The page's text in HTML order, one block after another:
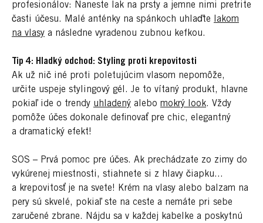
profesionálov: Naneste lak na prsty a jemne nimi pretrite
časti účesu. Malé anténky na spánkoch uhlaďte lakom
na vlasy a následne vyradenou zubnou kefkou.
Tip 4: Hladký odchod: Styling proti krepovitosti
Ak už nič iné proti poletujúcim vlasom nepomôže,
určite uspeje stylingový gél. Je to vítaný produkt, hlavne
pokiaľ ide o trendy uhladený alebo mokrý look. Vždy
pomôže účes dokonale definovať pre chic, elegantný
a dramatický efekt!
SOS – Prvá pomoc pre účes. Ak prechádzate zo zimy do
vykúrenej miestnosti, stiahnete si z hlavy čiapku...
a krepovitosť je na svete! Krém na vlasy alebo balzam na
pery sú skvelé, pokiaľ ste na ceste a nemáte pri sebe
zaručené zbrane. Nájdu sa v každej kabelke a poskytnú